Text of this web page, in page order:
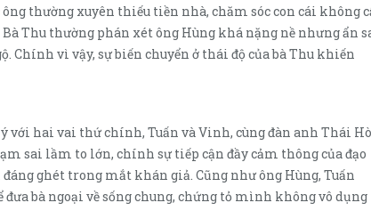
thường xuyên thiếu tiền nhà, chăm sóc con cái không
Thu thường phán xét ông Hùng khá nặng nề nhưng ẩn
Chính vì vậy, sự biến chuyển ở thái độ của bà Thu khiến
với hai vai thứ chính, Tuấn và Vinh, cùng đàn anh Thái
sai lầm to lớn, chính sự tiếp cận đầy cảm thông của đạo
ghét trong mắt khán giả. Cũng như ông Hùng, Tuấn
bà ngoại về sống chung, chứng tỏ mình không vô dụng